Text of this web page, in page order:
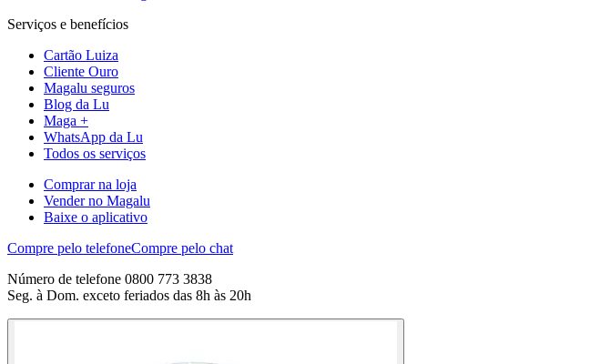
Serviços e benefícios
Cartão Luiza
Cliente Ouro
Magalu seguros
Blog da Lu
Maga +
WhatsApp da Lu
Todos os serviços
Comprar na loja
Vender no Magalu
Baixe o aplicativo
Compre pelo telefoneCompre pelo chat
Número de telefone 0800 773 3838
Seg. à Dom. exceto feriados das 8h às 20h